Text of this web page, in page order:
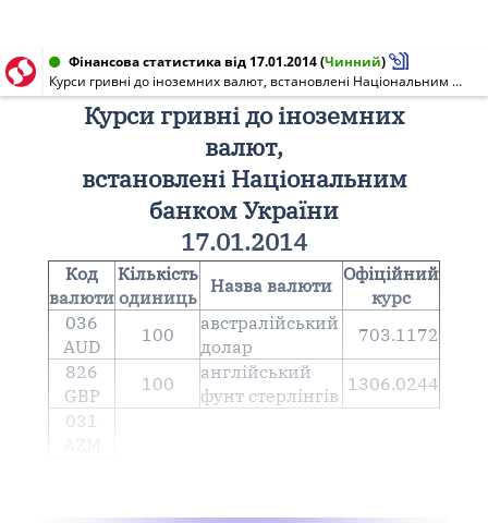
Фінансова статистика від 17.01.2014(Чинний)
Курси гривні до іноземних валют, встановлені Національним банком України 17.01.2014
Курси гривні до іноземних
валют,
встановлені Національним
банком України
17.01.2014
Код
валюти
Кількість
одиниць
Назва валюти
Офіційний
курс
036
AUD
100
австралійський
долар
703.1172
826
GBP
100
англiйський
фунт стерлiнгiв
1306.0244
031